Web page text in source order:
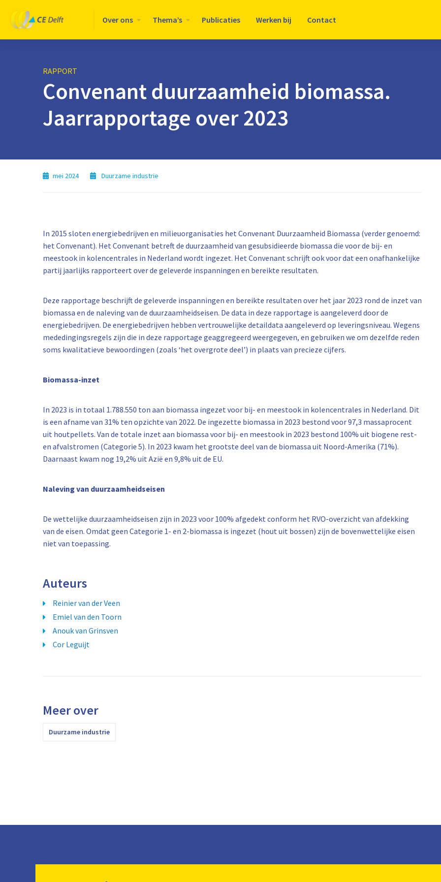
Logo
CE
Delft
Over ons Thema’s Publicaties Werken bij Contact
RAPPORT
Convenant duurzaamheid biomassa.
Jaarrapportage over 2023
mei 2024 Duurzame industrie
In 2015 sloten energiebedrijven en milieuorganisaties het Convenant Duurzaamheid Biomassa (verder genoemd:
het Convenant). Het Convenant betreft de duurzaamheid van gesubsidieerde biomassa die voor de bij- en
meestook in kolencentrales in Nederland wordt ingezet. Het Convenant schrijft ook voor dat een onafhankelijke
partij jaarlijks rapporteert over de geleverde inspanningen en bereikte resultaten.
Deze rapportage beschrijft de geleverde inspanningen en bereikte resultaten over het jaar 2023 rond de inzet van
biomassa en de naleving van de duurzaamheidseisen. De data in deze rapportage is aangeleverd door de
energiebedrijven. De energiebedrijven hebben vertrouwelijke detaildata aangeleverd op leveringsniveau. Wegens
mededingingsregels zijn die in deze rapportage geaggregeerd weergegeven, en gebruiken we om dezelfde reden
soms kwalitatieve bewoordingen (zoals ‘het overgrote deel’) in plaats van precieze cijfers.
Biomassa-inzet
In 2023 is in totaal 1.788.550 ton aan biomassa ingezet voor bij- en meestook in kolencentrales in Nederland. Dit
is een afname van 31% ten opzichte van 2022. De ingezette biomassa in 2023 bestond voor 97,3 massaprocent
uit houtpellets. Van de totale inzet aan biomassa voor bij- en meestook in 2023 bestond 100% uit biogene rest-
en afvalstromen (Categorie 5). In 2023 kwam het grootste deel van de biomassa uit Noord-Amerika (71%).
Daarnaast kwam nog 19,2% uit Azië en 9,8% uit de EU.
Naleving van duurzaamheidseisen
De wettelijke duurzaamheidseisen zijn in 2023 voor 100% afgedekt conform het RVO-overzicht van afdekking
van de eisen. Omdat geen Categorie 1- en 2-biomassa is ingezet (hout uit bossen) zijn de bovenwettelijke eisen
niet van toepassing.
Auteurs
Reinier van der Veen
Emiel van den Toorn
Anouk van Grinsven
Cor Leguijt
Meer over
Duurzame industrie